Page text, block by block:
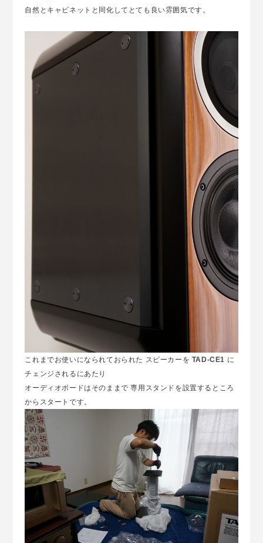
自然とキャビネットと同化してとても良い雰囲気です。
これまでお使いになられておられた スピーカーを TAD-CE1 に
チェンジされるにあたり
オーディオボードはそのままで 専用スタンドを設置するところ
からスタートです。